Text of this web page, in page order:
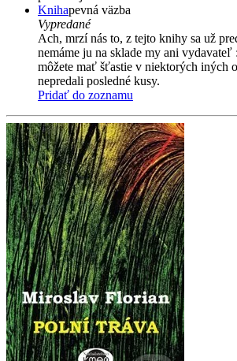
Knihapevná väzba
Vypredané
Ach, mrzí nás to, z tejto knihy sa už
nemáme ju na sklade my ani vydavateľ
môžete mať šťastie v niektorých iných
nepredali posledné kusy.
Pridať do zoznamu